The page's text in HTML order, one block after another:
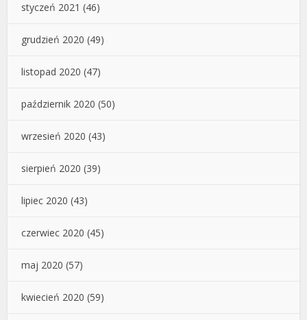
styczeń 2021 (46)
grudzień 2020 (49)
listopad 2020 (47)
październik 2020 (50)
wrzesień 2020 (43)
sierpień 2020 (39)
lipiec 2020 (43)
czerwiec 2020 (45)
maj 2020 (57)
kwiecień 2020 (59)